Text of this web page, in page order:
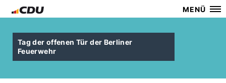
MENÜ
Tag der offenen Tür der Berliner
Feuerwehr